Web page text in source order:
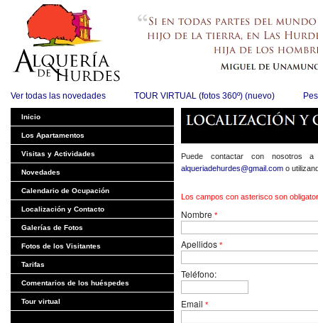
Ver todas las novedades TOUR VIRTUAL (fotos 360º) (nuevo)
Inicio
Los Apartamentos
Visitas y Actividades
Novedades
Calendario de Ocupación
Localización y Contacto
Galerías de Fotos
Fotos de los Visitantes
Tarifas
Comentarios de los huéspedes
Tour virtual
Puede contactar con nosotros
alqueriadehurdes@gmail.com o
Los campos con asterisco son
Nombre *
Apellidos *
Teléfono:
Email *